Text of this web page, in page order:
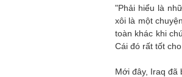
"Phải hiểu là
xôi là một
toàn khác khi
Cái đó rất tốt
Mới đây, Iraq đã